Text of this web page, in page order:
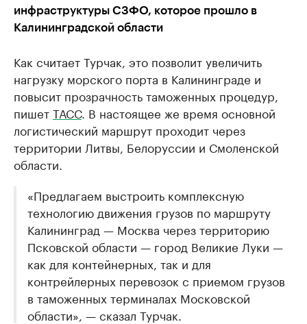
инфраструктуры СЗФО, которое прошло в
Калининградской области
Как считает Турчак, это позволит увеличить
нагрузку морского порта в Калининграде и
повысит прозрачность таможенных процедур,
пишетТАСС. В настоящее же время основной
логистический маршрут проходит через
территории Литвы, Белоруссии и Смоленской
области.
«Предлагаем выстроить комплексную
технологию движения грузов по маршруту
Калининград — Москва через территорию
Псковской области — город Великие Луки —
как для контейнерных, так и для
контрейлерных перевозок с приемом грузов
в таможенных терминалах Московской
области», — сказал Турчак.